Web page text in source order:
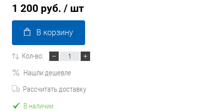
1 200 руб. / шт
В корзину
Кол-во:
Нашли дешевле
Рассчитать доставку
В наличии